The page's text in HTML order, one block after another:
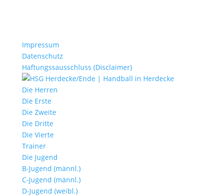
Impressum
Datenschutz
Haftungssausschluss (Disclaimer)
Die Herren
Die Erste
Die Zweite
Die Dritte
Die Vierte
Trainer
Die Jugend
B-Jugend (männl.)
C-Jugend (männl.)
D-Jugend (weibl.)